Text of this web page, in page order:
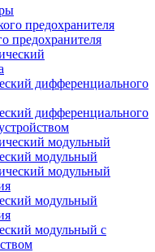
предохранителя
дифференциального
дифференциального
модульный
модульный
модульный с